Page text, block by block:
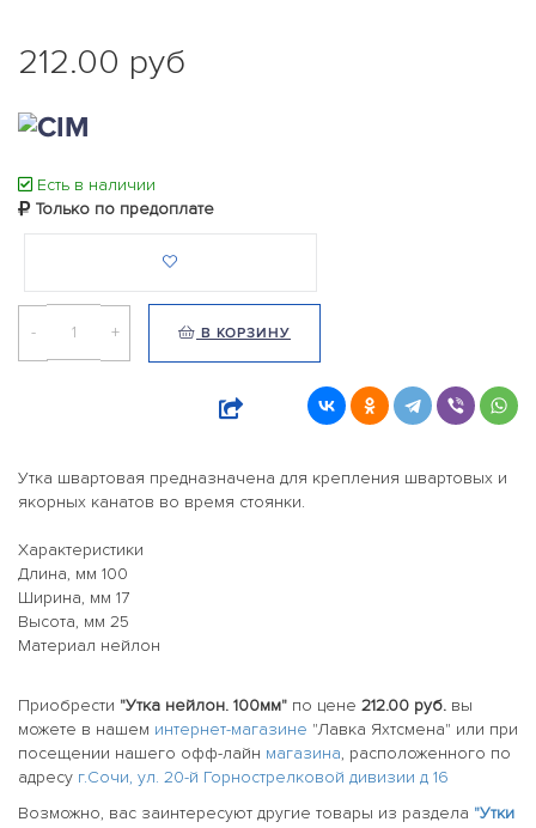
212.00 руб
Есть в наличии
Только по предоплате
- + В КОРЗИНУ
Утка швартовая предназначена для крепления швартовых и
якорных канатов во время стоянки.
Характеристики
Длина, мм 100
Ширина, мм 17
Высота, мм 25
Материал нейлон
Приобрести "Утка нейлон. 100мм" по цене 212.00 руб. вы
можете в нашем интернет-магазине "Лавка Яхтсмена" или при
посещении нашего офф-лайн магазина, расположенного по
адресу г.Сочи, ул. 20-й Горнострелковой дивизии д 16
Возможно, вас заинтересуют другие товары из раздела "Утки